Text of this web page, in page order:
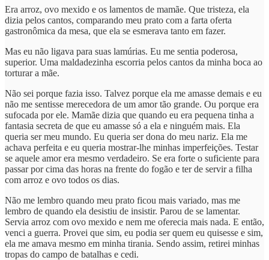
Era arroz, ovo mexido e os lamentos de mamãe. Que tristeza, ela
dizia pelos cantos, comparando meu prato com a farta oferta
gastronômica da mesa, que ela se esmerava tanto em fazer.
Mas eu não ligava para suas lamúrias. Eu me sentia poderosa,
superior. Uma maldadezinha escorria pelos cantos da minha boca ao
torturar a mãe.
Não sei porque fazia isso. Talvez porque ela me amasse demais e eu
não me sentisse merecedora de um amor tão grande. Ou porque era
sufocada por ele. Mamãe dizia que quando eu era pequena tinha a
fantasia secreta de que eu amasse só a ela e ninguém mais. Ela
queria ser meu mundo. Eu queria ser dona do meu nariz. Ela me
achava perfeita e eu queria mostrar-lhe minhas imperfeições. Testar
se aquele amor era mesmo verdadeiro. Se era forte o suficiente para
passar por cima das horas na frente do fogão e ter de servir a filha
com arroz e ovo todos os dias.
Não me lembro quando meu prato ficou mais variado, mas me
lembro de quando ela desistiu de insistir. Parou de se lamentar.
Servia arroz com ovo mexido e nem me oferecia mais nada. E então,
venci a guerra. Provei que sim, eu podia ser quem eu quisesse e sim,
ela me amava mesmo em minha tirania. Sendo assim, retirei minhas
tropas do campo de batalhas e cedi.